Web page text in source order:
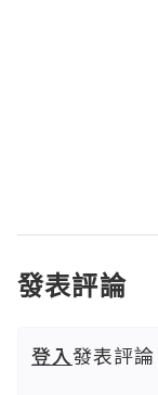
發表評論
登入發表評論